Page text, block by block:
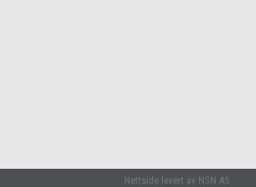
Nettside levert av NSN AS